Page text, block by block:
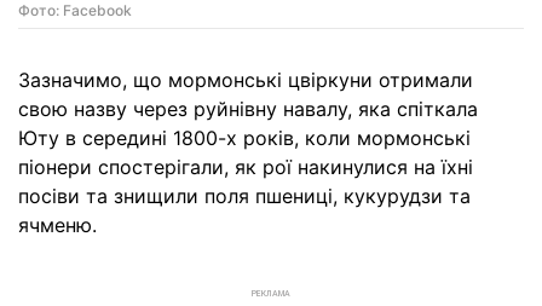
Фото: Facebook
Зазначимо, що мормонські цвіркуни отримали
свою назву через руйнівну навалу, яка спіткала
Юту в середині 1800-х років, коли мормонські
піонери спостерігали, як рої накинулися на їхні
посіви та знищили поля пшениці, кукурудзи та
ячменю.
РЕКЛАМА